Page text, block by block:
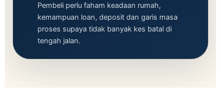
Pembeli perlu faham keadaan rumah,
kemampuan loan, deposit dan garis masa
proses supaya tidak banyak kes batal di
tengah jalan.